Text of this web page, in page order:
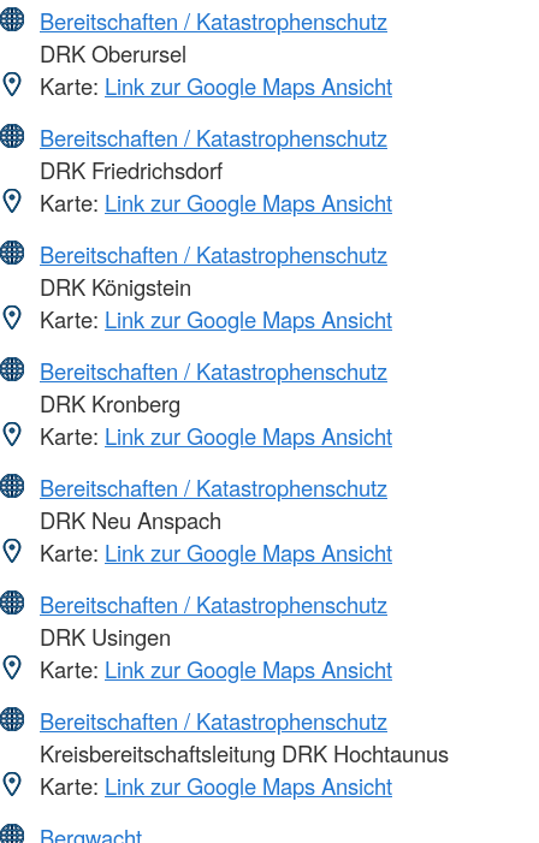
Bereitschaften / Katastrophenschutz
DRK Oberursel
Karte: Link zur Google Maps Ansicht
Bereitschaften / Katastrophenschutz
DRK Friedrichsdorf
Karte: Link zur Google Maps Ansicht
Bereitschaften / Katastrophenschutz
DRK Königstein
Karte: Link zur Google Maps Ansicht
Bereitschaften / Katastrophenschutz
DRK Kronberg
Karte: Link zur Google Maps Ansicht
Bereitschaften / Katastrophenschutz
DRK Neu Anspach
Karte: Link zur Google Maps Ansicht
Bereitschaften / Katastrophenschutz
DRK Usingen
Karte: Link zur Google Maps Ansicht
Bereitschaften / Katastrophenschutz
Kreisbereitschaftsleitung DRK Hochtaunus
Karte: Link zur Google Maps Ansicht